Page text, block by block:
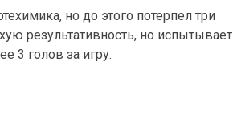
но до этого потерпел три
результативность, но испытывает
3 голов за игру.